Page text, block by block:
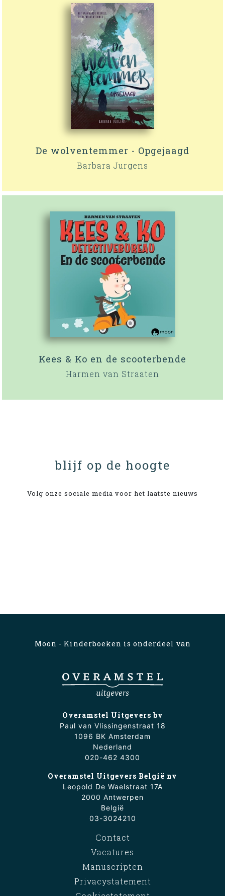
De wolventemmer - Opgejaagd
Barbara Jurgens
Kees & Ko en de scooterbende
Harmen van Straaten
blijf op de hoogte
Volg onze sociale media voor het laatste nieuws
Moon - Kinderboeken is onderdeel van
Overamstel Uitgevers bv
Paul van Vlissingenstraat 18
1096 BK Amsterdam
Nederland
020-462 4300
Overamstel Uitgevers België nv
Leopold De Waelstraat 17A
2000 Antwerpen
België
03-3024210
Contact
Vacatures
Manuscripten
Privacystatement